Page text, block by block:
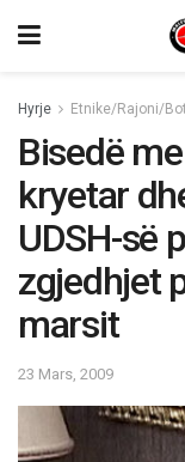
Hyrje Etnike/Rajoni/
Bisedë
kryetar
UDSH-së
zgjedhjet
marsit
23 Mars, 2009